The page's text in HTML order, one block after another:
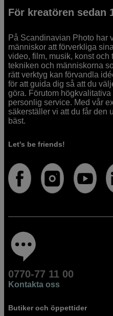
För kreatören sedan
På Scandinavian Photo har
människor att förverkliga
video, film, musik, konst
tekniken och människorna
rätt verktyg kan förvandla
för att guida dig så att du
göra. Förutom
personlig service. Med vår
säkerställer vi att du får den
bäst.
Let's be friends!
0770-77 11 00
Kontakta oss
Butiker och öppettider